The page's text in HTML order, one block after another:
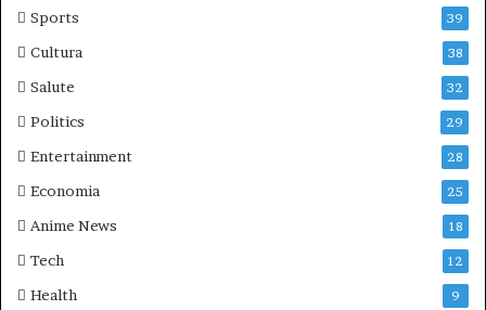
Sports 39
Cultura 38
Salute 32
Politics 29
Entertainment 28
Economia 25
Anime News 18
Tech 12
Health 9